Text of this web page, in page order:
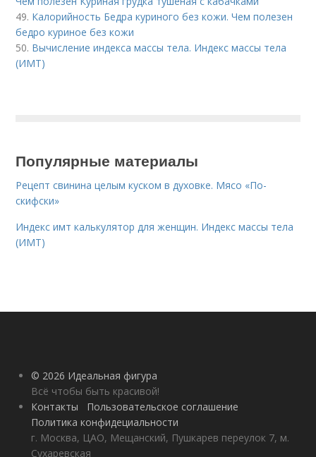
49. Калорийность Бедра куриного без кожи. Чем полезен
бедро куриное без кожи
50. Вычисление индекса массы тела. Индекс массы тела
(ИМТ)
Популярные материалы
Рецепт свинина целым куском в духовке. Мясо «По-
скифски»
Индекс имт калькулятор для женщин. Индекс массы тела
(ИМТ)
© 2026 Идеальная фигура
Всё чтобы быть красивой!
Контакты
Пользовательское соглашение
Политика конфидециальности
г. Москва, ЦАО, Мещанский, Пушкарев переулок 7, м.
Сухаревская